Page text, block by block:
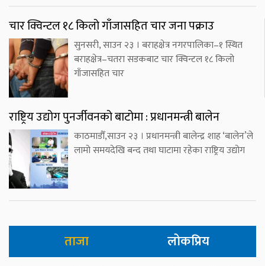
चार क्विन्टल १८ किलो गाँजासहित चार जना पक्राउ
सुनसरी, साउन २३ । बराहक्षेत्र नगरपालिका–१ स्थित
बराहक्षेत्र–चतरा सडकबाट चार क्विन्टल १८ किलो
गाँजासहित चार
राष्ट्रिय उद्योग पुनर्जीवनको बाटोमा : प्रधानमन्त्री बालेन
काठमाडौँ,साउन २३ । प्रधानमन्त्री बालेन्द्र शाह ‘बालेन’ले
लामो समयदेखि बन्द तथा घाटामा रहेका राष्ट्रिय उद्योग
ताजा लोकप्रिय